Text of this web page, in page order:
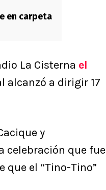
en carpeta
La Cisterna el
alcanzó a dirigir 17
y
celebración que fue
el “Tino-Tino”